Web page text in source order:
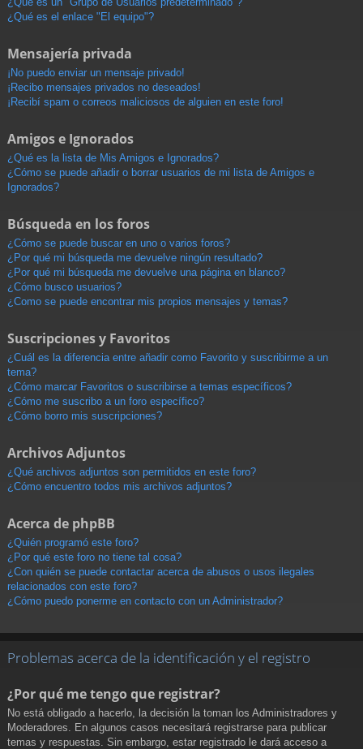
¿Qué es el enlace "El equipo"?
Mensajería privada
¡No puedo enviar un mensaje privado!
¡Recibo mensajes privados no deseados!
¡Recibí spam o correos maliciosos de alguien en este foro!
Amigos e Ignorados
¿Qué es la lista de Mis Amigos e Ignorados?
¿Cómo se puede añadir o borrar usuarios de mi lista de Amigos e
Ignorados?
Búsqueda en los foros
¿Cómo se puede buscar en uno o varios foros?
¿Por qué mi búsqueda me devuelve ningún resultado?
¿Por qué mi búsqueda me devuelve una página en blanco?
¿Cómo busco usuarios?
¿Como se puede encontrar mis propios mensajes y temas?
Suscripciones y Favoritos
¿Cuál es la diferencia entre añadir como Favorito y suscribirme a un
tema?
¿Cómo marcar Favoritos o suscribirse a temas específicos?
¿Cómo me suscribo a un foro específico?
¿Cómo borro mis suscripciones?
Archivos Adjuntos
¿Qué archivos adjuntos son permitidos en este foro?
¿Cómo encuentro todos mis archivos adjuntos?
Acerca de phpBB
¿Quién programó este foro?
¿Por qué este foro no tiene tal cosa?
¿Con quién se puede contactar acerca de abusos o usos ilegales
relacionados con este foro?
¿Cómo puedo ponerme en contacto con un Administrador?
Problemas acerca de la identificación y el registro
¿Por qué me tengo que registrar?
No está obligado a hacerlo, la decisión la toman los Administradores y
Moderadores. En algunos casos necesitará registrarse para publicar
temas y respuestas. Sin embargo, estar registrado le dará acceso a